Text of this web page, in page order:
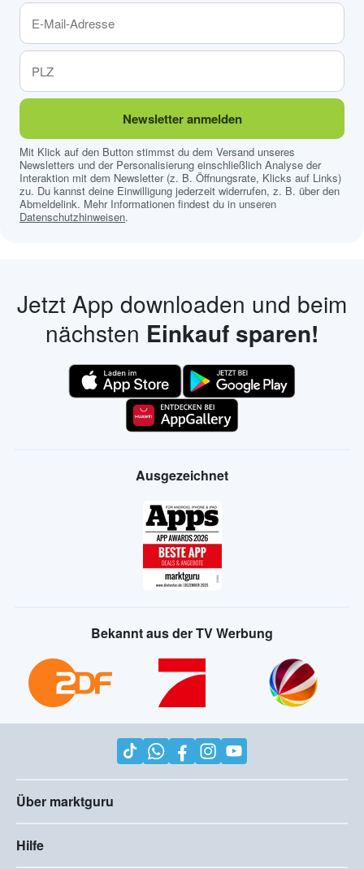
Newsletter anmelden
Mit Klick auf den Button stimmst du dem Versand unseres
Newsletters und der Personalisierung einschließlich Analyse der
Interaktion mit dem Newsletter (z. B. Öffnungsrate, Klicks auf Links)
zu. Du kannst deine Einwilligung jederzeit widerrufen, z. B. über den
Abmeldelink. Mehr Informationen findest du in unseren
Datenschutzhinweisen.
Jetzt App downloaden und beim
nächsten Einkauf sparen!
Ausgezeichnet
Bekannt aus der TV Werbung
Über marktguru
Hilfe